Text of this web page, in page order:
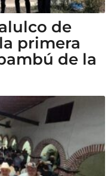
de
primera
de la